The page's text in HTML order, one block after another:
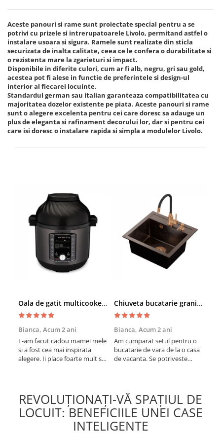
Aceste panouri si rame sunt proiectate special pentru a se
potrivi cu prizele si intrerupatoarele Livolo, permitand astfel o
instalare usoara si sigura. Ramele sunt realizate din sticla
securizata de inalta calitate, ceea ce le confera o durabilitate si
o rezistenta mare la zgarieturi si impact.
Disponibile in diferite culori, cum ar fi alb, negru, gri sau gold,
acestea pot fi alese in functie de preferintele si design-ul
interior al fiecarei locuinte.
Standardul german sau italian garanteaza compatibilitatea cu
majoritatea dozelor existente pe piata. Aceste panouri si rame
sunt o alegere excelenta pentru cei care doresc sa adauge un
plus de eleganta si rafinament decorului lor, dar si pentru cei
care isi doresc o instalare rapida si simpla a modulelor Livolo.
Oala de gatit multicooker 11 functii Instant Pot Pro Crisp 8 + Air Fryer 7.6 lt
Bianca, Acum 2 ani
L-am facut cadou mamei mele
si a fost cea mai inspirata
alegere. Ii place foarte mult sa
gandesc serios sa imi cumpar
si eu! Recomand mult !
Chiuveta bucatarie granit cu finisaj negru perlat/cupru Steingran Art Copper cu dozator si baterie Quadron
Bianca, Acum 2 ani
Am cumparat setul pentru o
bucatarie de vara de la o casa
de vacanta. Se potriveste
recomand cu drag !
REVOLUȚIONAȚI-VĂ SPAȚIUL DE
LOCUIT: BENEFICIILE UNEI CASE
INTELIGENTE